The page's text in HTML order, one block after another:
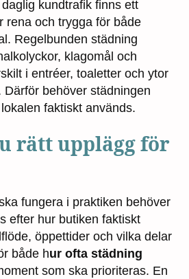
kundtrafik finns ett
rena och trygga för både
Regelbunden städning
klagomål och
i entréer, toaletter och ytor
behöver städningen
faktiskt används.
rätt upplägg för
fungera i praktiken behöver
efter hur butiken faktiskt
öppettider och vilka delar
både hur ofta städning
som ska prioriteras. En